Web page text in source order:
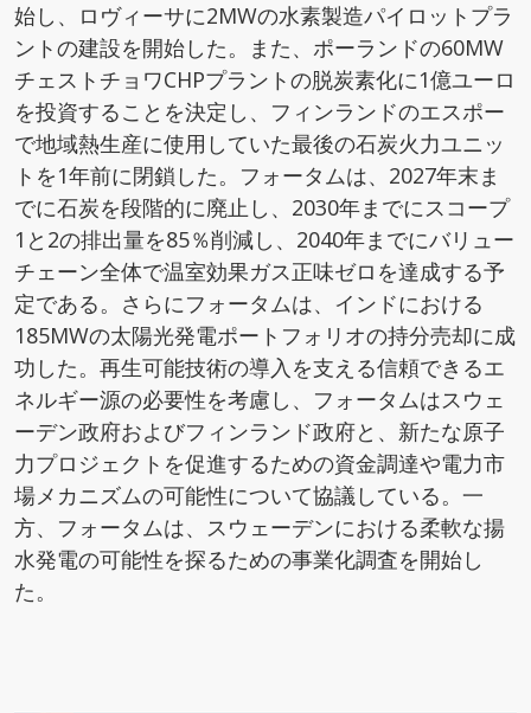
始し、ロヴィーサに2MWの水素製造パイロットプラ
ントの建設を開始した。また、ポーランドの60MW
チェストチョワCHPプラントの脱炭素化に1億ユーロ
を投資することを決定し、フィンランドのエスポー
で地域熱生産に使用していた最後の石炭火力ユニッ
トを1年前に閉鎖した。フォータムは、2027年末ま
でに石炭を段階的に廃止し、2030年までにスコープ
1と2の排出量を85％削減し、2040年までにバリュー
チェーン全体で温室効果ガス正味ゼロを達成する予
定である。さらにフォータムは、インドにおける
185MWの太陽光発電ポートフォリオの持分売却に成
功した。再生可能技術の導入を支える信頼できるエ
ネルギー源の必要性を考慮し、フォータムはスウェ
ーデン政府およびフィンランド政府と、新たな原子
力プロジェクトを促進するための資金調達や電力市
場メカニズムの可能性について協議している。一
方、フォータムは、スウェーデンにおける柔軟な揚
水発電の可能性を探るための事業化調査を開始し
た。